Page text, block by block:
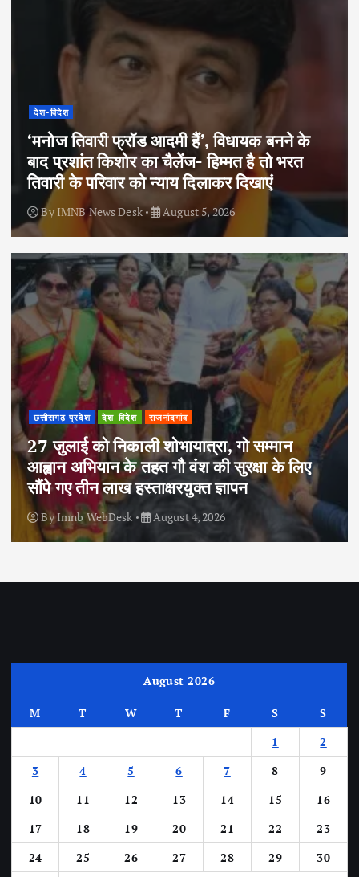
देश-विदेश
‘मनोज तिवारी फ्रॉड आदमी हैं’, विधायक बनने के
बाद प्रशांत किशोर का चैलेंज- हिम्मत है तो भरत
तिवारी के परिवार को न्याय दिलाकर दिखाएं
By IMNB News Desk August 5, 2026
छत्तीसगढ़ प्रदेश देश-विदेश राजनांदगांव
27 जुलाई को निकाली शोभायात्रा, गो सम्मान
आह्वान अभियान के तहत गौ वंश की सुरक्षा के लिए
सौंपे गए तीन लाख हस्ताक्षरयुक्त ज्ञापन
ByImnb WebDesk August 4, 2026
August 2026
M T W T F S
S
1
2
3
4 5 6 7 8
9
10
11 12 13 14 15
16
17
18 19 20 21 22
23
24
25 26 27 28 29
30